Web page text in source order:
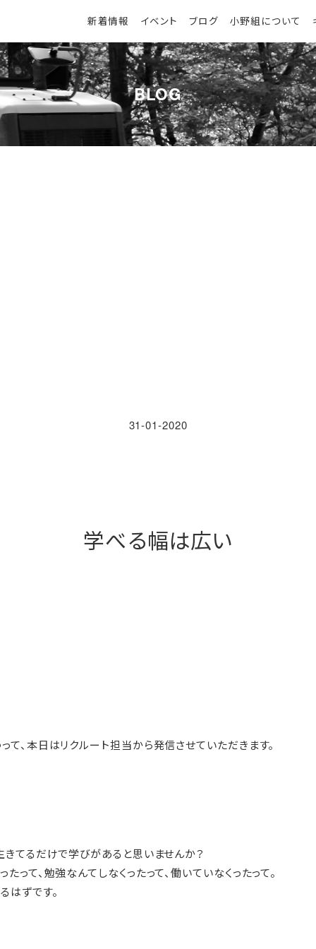
新着情報 イベント ブログ 小野組について
BLOG
31-01-2020
学べる幅は広い
て、本日はリクルート担当から発信させていただきます。
きてるだけで学びがあると思いませんか？
って、勉強なんてしなくったって、働いていなくったって。
はずです。